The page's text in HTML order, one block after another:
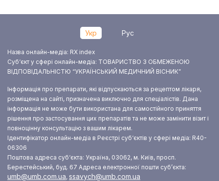
Укр Рус
Назва онлайн-медіа: RX index
Суб‘єкт у сфері онлайн-медіа: ТОВАРИСТВО З ОБМЕЖЕНОЮ
ВІДПОВІДАЛЬНІСТЮ “УКРАЇНСЬКИЙ МЕДИЧНИЙ ВІСНИК”
Інформація про препарати, які відпускаються за рецептом лікаря,
розміщена на сайті, призначена виключно для спеціалістів. Дана
інформація не може бути використана для самостійного приняття
рішення про застосування цих препаратів та не може замінити візит і
повноцінну консультацію з вашим лікарем.
Ідентифікатор онлайн-медіа в Реєстрі суб‘єктів у сфері медіа: R40-
06306
Поштова адреса суб‘єкта: Україна, 03062, м. Київ, просп.
Берестейський, буд. 67 Адреса електронної пошти суб’єкта:
umb@umb.com.ua, ssavych@umb.com.ua